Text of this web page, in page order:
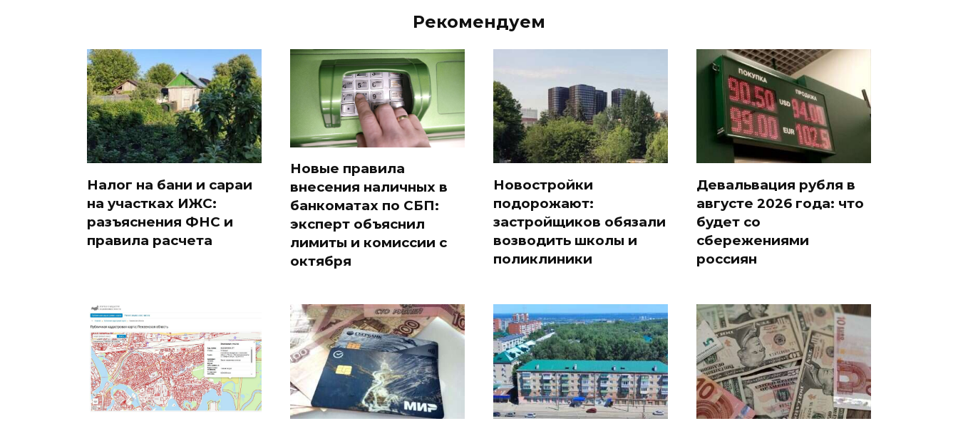
Рекомендуем
Налог на бани и сараи
на участках ИЖС:
разъяснения ФНС и
правила расчета
Новые правила
внесения наличных в
банкоматах по СБП:
эксперт объяснил
лимиты и комиссии с
октября
Новостройки
подорожают:
застройщиков обязали
возводить школы и
поликлиники
Девальвация рубля в
августе 2026 года: что
будет со
сбережениями
россиян